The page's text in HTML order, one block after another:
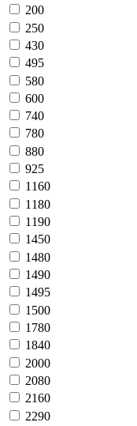
200
250
430
495
580
600
740
780
880
925
1160
1180
1190
1450
1480
1490
1495
1500
1780
1840
2000
2080
2160
2290